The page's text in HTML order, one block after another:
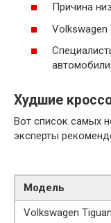
Причина
Volkswagen
автомобили.
Худшие
Вот список самых
эксперты
Модель
Volkswagen Tiguan